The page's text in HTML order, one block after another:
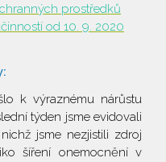
prostředků
od 10. 9. 2020
k výraznému nárůstu
týden jsme evidovali
jsme nezjistili zdroj
šíření onemocnění v